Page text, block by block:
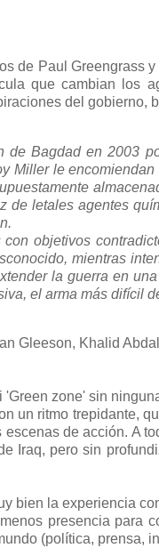
de Paul Greengrass
que cambian los
del gobierno,
de Bagdad en 2003
Miller le
de letales agentes
objetivos
mientras
la guerra en
el arma más difícil
Gleeson, Khalid
zone' sin
un ritmo trepidante,
de acción. A
Iraq, pero sin
bien la experiencia
presencia para
(política, prensa,